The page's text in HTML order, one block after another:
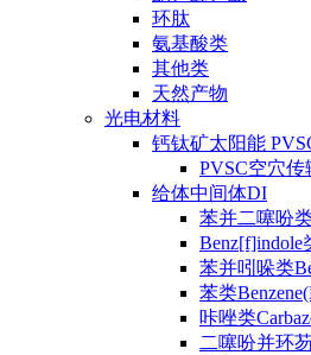
环肽
氨基酸类
其他类
天然产物
光电材料
钙钛矿太阳能
PVSC空穴
给体中间体DI
苯并二噻吩
Benz[f]indole
苯并吲哚类
苯类
咔唑类
二噻吩并环